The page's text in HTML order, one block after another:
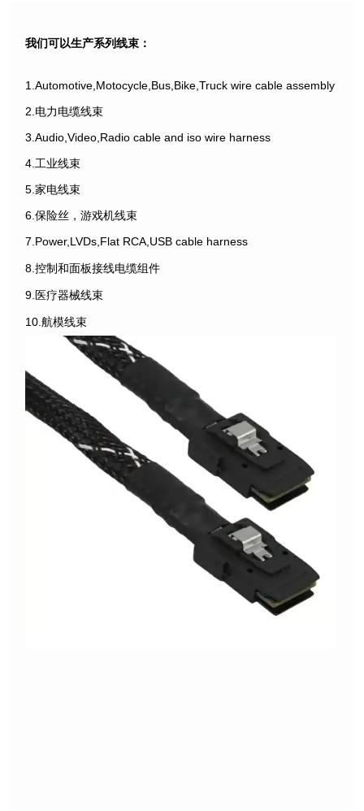
我们可以生产系列线束：
1.Automotive,Motocycle,Bus,Bike,Truck wire cable assembly
2.电力电缆线束
3.Audio,Video,Radio cable and iso wire harness
4.工业线束
5.家电线束
6.保险丝，游戏机线束
7.Power,LVDs,Flat RCA,USB cable harness
8.控制和面板接线电缆组件
9.医疗器械线束
10.航模线束